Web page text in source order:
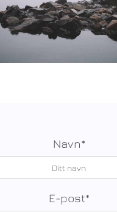
Navn*
E-post*